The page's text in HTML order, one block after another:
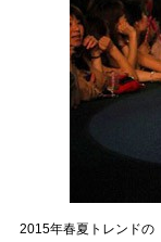
2015年春夏トレンドの